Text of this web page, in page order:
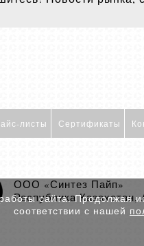
листы Сертификаты
ООО «Синтез Пайп»
Республика Казахстан,
сайта. Продолжая
соответствии с нашей